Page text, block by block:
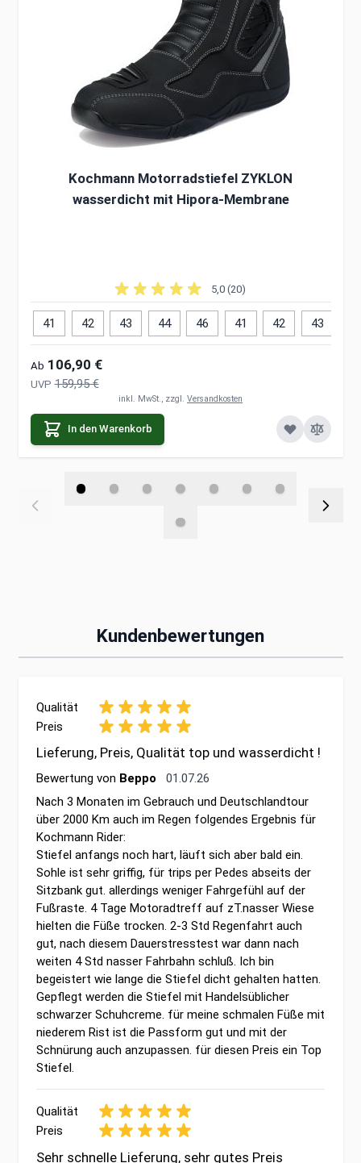
Kochmann Motorradstiefel ZYKLON
wasserdicht mit Hipora-Membrane
5,0 (20)
41 42 43 44 46 41 42 43
Ab 106,90 €
UVP 159,95 €
inkl. MwSt., zzgl. Versandkosten
In den Warenkorb
Kundenbewertungen
Qualität
Preis
Lieferung, Preis, Qualität top und wasserdicht !
Bewertung von Beppo 1. Juli 2026
01.07.26
Nach 3 Monaten im Gebrauch und Deutschlandtour
über 2000 Km auch im Regen folgendes Ergebnis für
Kochmann Rider:
Stiefel anfangs noch hart, läuft sich aber bald ein.
Sohle ist sehr griffig, für trips per Pedes abseits der
Sitzbank gut. allerdings weniger Fahrgefühl auf der
Fußraste. 4 Tage Motoradtreff auf zT.nasser Wiese
hielten die Füße trocken. 2-3 Std Regenfahrt auch
gut, nach diesem Dauerstresstest war dann nach
weiten 4 Std nasser Fahrbahn schluß. Ich bin
begeistert wie lange die Stiefel dicht gehalten hatten.
Gepflegt werden die Stiefel mit Handelsüblicher
schwarzer Schuhcreme. für meine schmalen Füße mit
niederem Rist ist die Passform gut und mit der
Schnürung auch anzupassen. für diesen Preis ein Top
Stiefel.
Qualität
Preis
Sehr schnelle Lieferung, sehr gutes Preis